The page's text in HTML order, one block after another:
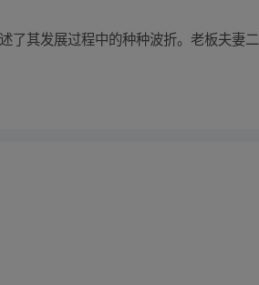
了其发展过程中的种种波折。老板夫妻二